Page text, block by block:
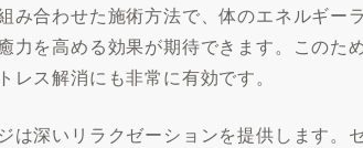
み合わせた施術方法で、体のエネルギー
力を高める効果が期待できます。このた
ス解消にも非常に有効です。
は深いリラクゼーションを提供します。